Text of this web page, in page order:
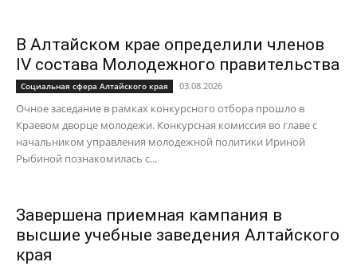
В Алтайском крае определили членов
IV состава Молодежного правительства
Социальная сфера Алтайского края 03.08.2026
Очное заседание в рамках конкурсного отбора прошло в
Краевом дворце молодежи. Конкурсная комиссия во главе с
начальником управления молодежной политики Ириной
Рыбиной познакомилась с...
Завершена приемная кампания в
высшие учебные заведения Алтайского
края